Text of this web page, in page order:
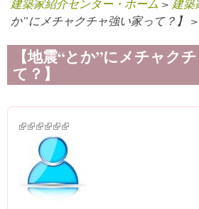
建築家紹介センター・ホーム > 建築
か”にメチャクチャ強い家って？】 >
【地震“とか”にメチャク
て？】
(link is external)
(link is external)
(link is external)
(link is external)
(link is external)
(link is external)